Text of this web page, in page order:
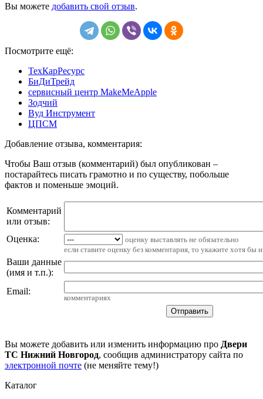
Вы можете добавить свой отзыв.
Посмотрите ещё:
ТехКарРесурс
БиДиТрейд
сервисный центр MakeMeApple
Зодчий
Вуд Инструмент
ЦПСМ
Добавление отзыва, комментария:
Чтобы Ваш отзыв (комментарий) был опубликован –
постарайтесь писать грамотно и по существу, побольше
фактов и поменьше эмоций.
Комментарий
или отзыв:
Оценка:
оценку выставлять не обязательно
если ставите оценку без комментария, то укажите хотя бы
Ваши данные
(имя и т.п.):
Email:
комментариях
Вы можете добавить или изменить информацию про Двери
TC Нижний Новгород, сообщив администратору сайта по
электронной почте (не меняйте тему!)
Каталог